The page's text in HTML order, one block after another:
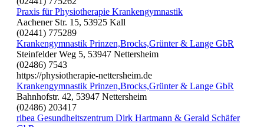
Praxis für Physiotherapie Krankengymnastik
Aachener Str. 15, 53925 Kall
(02441) 775289
Krankengymnastik Prinzen,Brocks,Grünter & Lange GbR
Steinfelder Weg 5, 53947 Nettersheim
(02486) 7543
https://physiotherapie-nettersheim.de
Krankengymnastik Prinzen,Brocks,Grünter & Lange GbR
Bahnhofstr. 42, 53947 Nettersheim
(02486) 203417
ribea Gesundheitszentrum Dirk Hartmann & Gerald Schäfer